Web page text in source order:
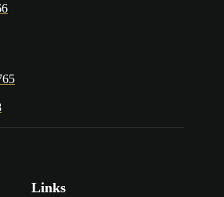
Links